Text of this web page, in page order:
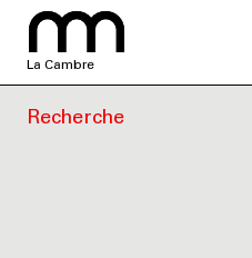
La Cambre
Recherche